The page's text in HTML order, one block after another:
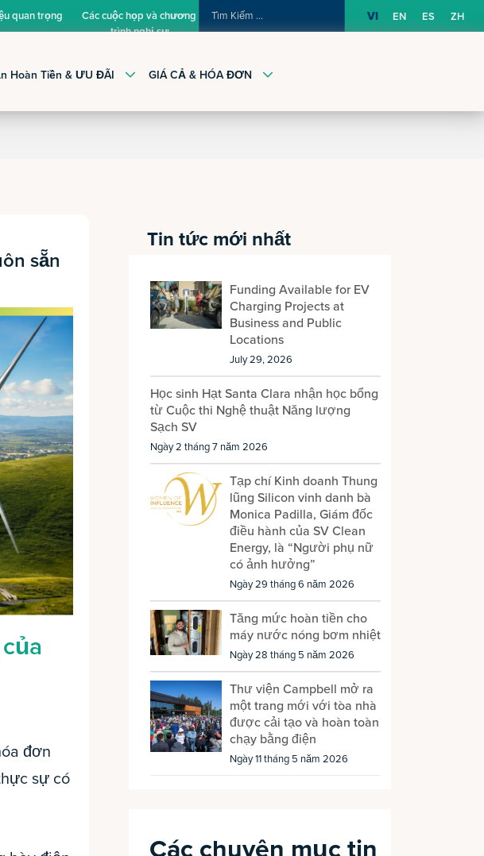
KIẾM:
Các cuộc họp và chương
trình nghị sự
quan trọng VI EN ES ZH
Hoàn Tiền & ƯU ĐÃI GIÁ CẢ & HÓA ĐƠN
sẵn
đơn
sự có
Tin tức mới nhất
Funding Available for EV
Charging Projects at
Business and Public
Locations
July 29, 2026
Học sinh Hạt Santa Clara nhận học bổng
từ Cuộc thi Nghệ thuật Năng lượng
Sạch SV
Ngày 2 tháng 7 năm 2026
Tạp chí Kinh doanh Thung
lũng Silicon vinh danh bà
Monica Padilla, Giám đốc
điều hành của SV Clean
Energy, là “Người phụ nữ
có ảnh hưởng”
Ngày 29 tháng 6 năm 2026
Tăng mức hoàn tiền cho
máy nước nóng bơm nhiệt
Ngày 28 tháng 5 năm 2026
Thư viện Campbell mở ra
một trang mới với tòa nhà
được cải tạo và hoàn toàn
chạy bằng điện
Ngày 11 tháng 5 năm 2026
Các chuyên mục tin